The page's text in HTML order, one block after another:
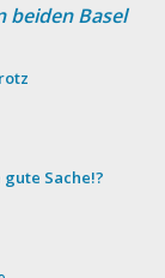
beiden Basel
Sache!?